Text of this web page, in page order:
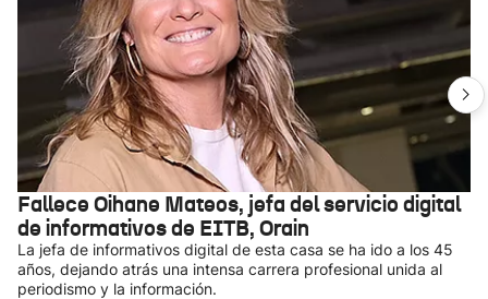
Fallece Oihane Mateos, jefa del servicio digital
de informativos de EITB, Orain
La jefa de informativos digital de esta casa se ha ido a los 45
años, dejando atrás una intensa carrera profesional unida al
periodismo y la información.